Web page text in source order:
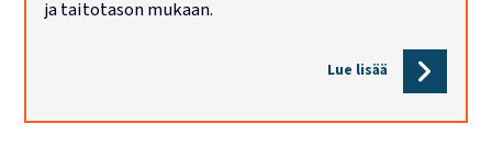
ja taitotason mukaan.
Lue lisää